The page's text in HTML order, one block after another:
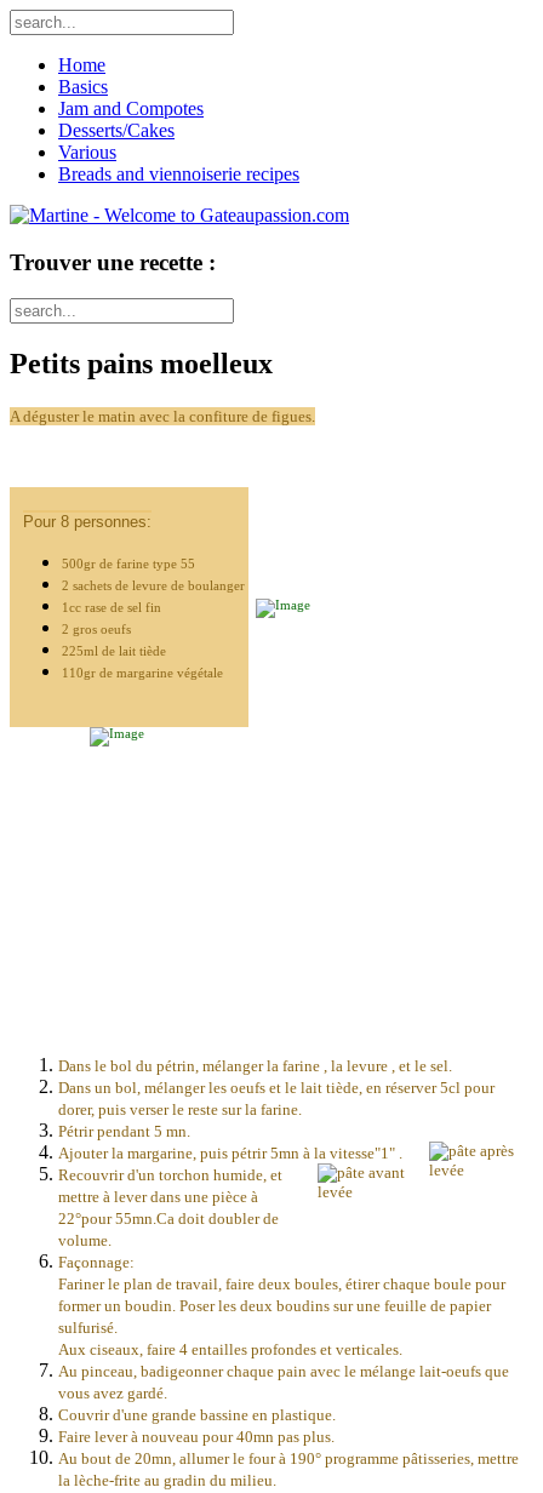
Home
Basics
Jam and Compotes
Desserts/Cakes
Various
Breads and viennoiserie recipes
Trouver une recette :
Petits pains moelleux
A déguster le matin avec la confiture de figues.
Pour 8 personnes:
500gr de farine type 55
2 sachets de levure de boulanger
1cc rase de sel fin
2 gros oeufs
225ml de lait tiède
110gr de margarine végétale
Dans le bol du pétrin, mélanger la farine , la levure , et le sel.
Dans un bol, mélanger les oeufs et le lait tiède, en réserver 5cl pour
dorer, puis verser le reste sur la farine.
Pétrir pendant 5 mn.
Ajouter la margarine, puis pétrir 5mn à la vitesse"1" .
Recouvrir d'un torchon humide, et
mettre à lever dans une pièce à
22°pour 55mn.Ca doit doubler de
volume.
Façonnage:
Fariner le plan de travail, faire deux boules, étirer chaque boule pour
former un boudin. Poser les deux boudins sur une feuille de papier
sulfurisé.
Aux ciseaux, faire 4 entailles profondes et verticales.
Au pinceau, badigeonner chaque pain avec le mélange lait-oeufs que
vous avez gardé.
Couvrir d'une grande bassine en plastique.
Faire lever à nouveau pour 40mn pas plus.
Au bout de 20mn, allumer le four à 190° programme pâtisseries, mettre
la lèche-frite au gradin du milieu.